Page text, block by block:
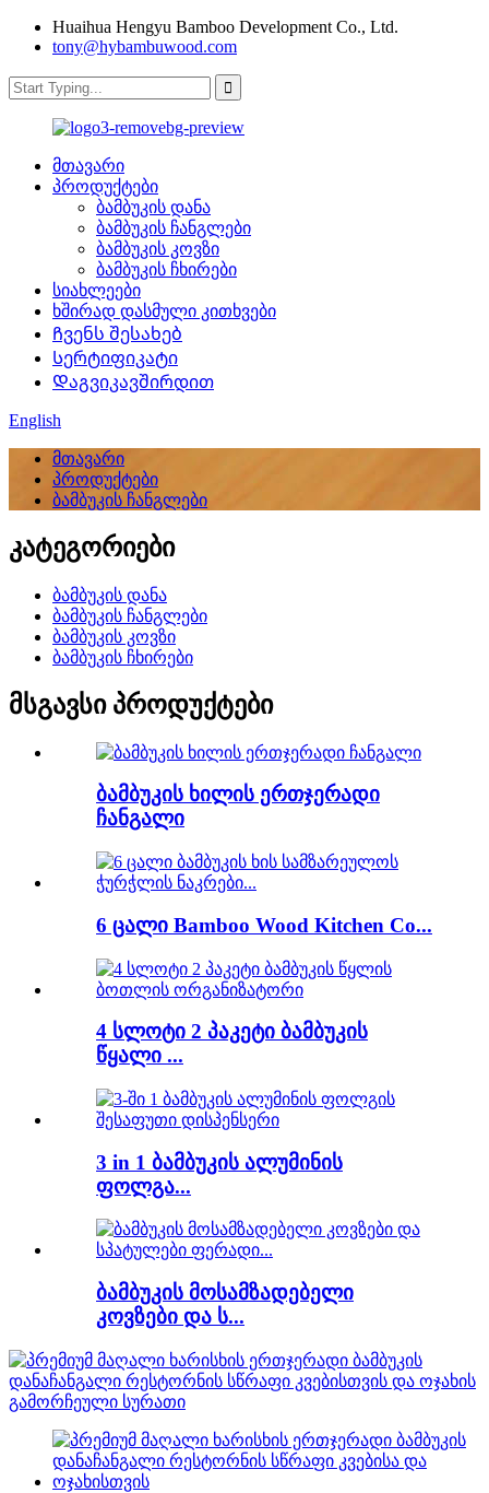
Huaihua Hengyu Bamboo Development Co., Ltd.
tony@hybambuwood.com
მთავარი
პროდუქტები
ბამბუკის დანა
ბამბუკის ჩანგლები
ბამბუკის კოვზი
ბამბუკის ჩხირები
სიახლეები
ხშირად დასმული კითხვები
Ჩვენს შესახებ
Სერტიფიკატი
Დაგვიკავშირდით
English
მთავარი
პროდუქტები
ბამბუკის ჩანგლები
კატეგორიები
ბამბუკის დანა
ბამბუკის ჩანგლები
ბამბუკის კოვზი
ბამბუკის ჩხირები
მსგავსი პროდუქტები
ბამბუკის ხილის ერთჯერადი
ჩანგალი
6 ცალი Bamboo Wood Kitchen Co...
4 სლოტი 2 პაკეტი ბამბუკის
წყალი ...
3 in 1 ბამბუკის ალუმინის
ფოლგა...
ბამბუკის მოსამზადებელი
კოვზები და ს...